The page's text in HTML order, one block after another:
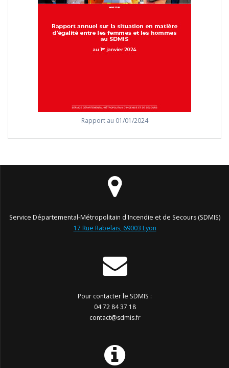
Rapport au 01/01/2024
Service Départemental-Métropolitain d'Incendie et de Secours (SDMIS)
17 Rue Rabelais, 69003 Lyon
Pour contacter le SDMIS :
04 72 84 37 18
contact@sdmis.fr